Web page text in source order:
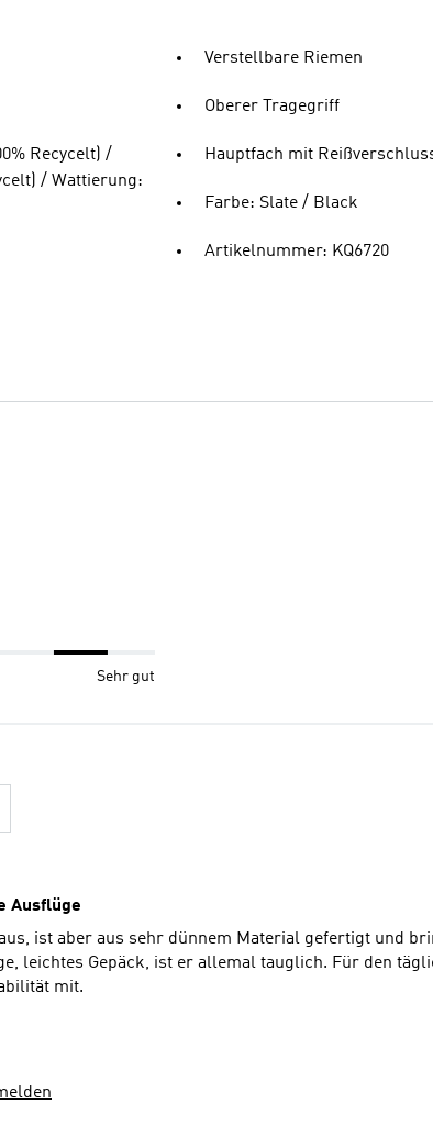
Recycelt) /
/ Wattierung:
Verstellbare Riemen
Oberer Tragegriff
Hauptfach mit
Farbe: Slate / Black
Artikelnummer: KQ6720
Sehr gut
Ausflüge
ist aber aus sehr dünnem Material gefertigt und
leichtes Gepäck, ist er allemal tauglich. Für den
mit.